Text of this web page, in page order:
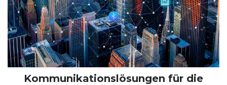
Kommunikationslösungen für die